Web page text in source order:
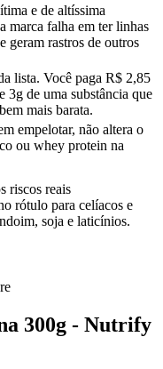
e de altíssima
marca falha em ter linhas
geram rastros de outros
lista. Você paga R$ 2,85
3g de uma substância que
mais barata.
empelotar, não altera o
ou whey protein na
riscos reais
rótulo para celíacos e
soja e laticínios.
300g - Nutrify